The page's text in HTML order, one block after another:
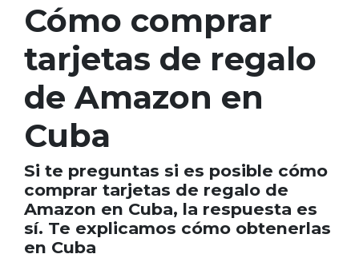
Cómo comprar
tarjetas de regalo
de Amazon en
Cuba
Si te preguntas si es posible cómo
comprar tarjetas de regalo de
Amazon en Cuba, la respuesta es
sí. Te explicamos cómo obtenerlas
en Cuba